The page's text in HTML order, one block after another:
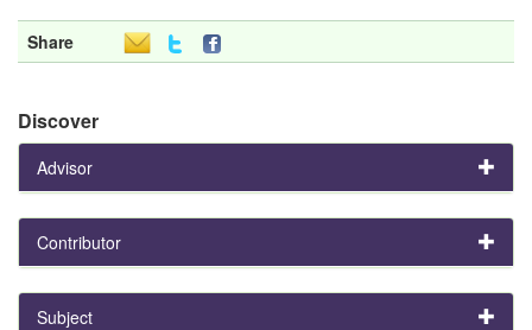
Share
Discover
Advisor
Contributor
Subject